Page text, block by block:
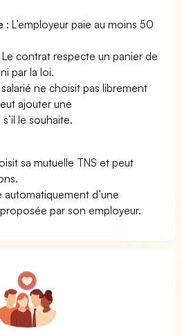
: L’employeur paie au moins 50
Le contrat respecte un panier de
par la loi.
salarié ne choisit pas librement
ajouter une
le souhaite.
sa mutuelle TNS et peut
d’une
par son employeur.